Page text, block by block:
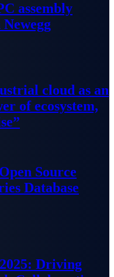
assembly
cloud as an
of ecosystem,
Source
Database
Driving